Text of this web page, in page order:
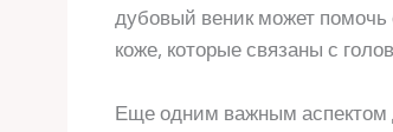
дубовый веник может помочь
коже, которые связаны с
Еще одним важным аспектом